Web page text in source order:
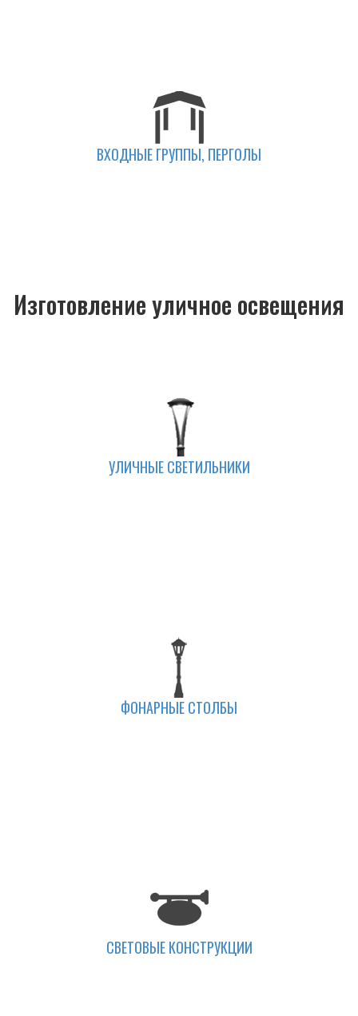
ВХОДНЫЕ ГРУППЫ, ПЕРГОЛЫ
Изготовление уличное освещения
УЛИЧНЫЕ СВЕТИЛЬНИКИ
ФОНАРНЫЕ СТОЛБЫ
СВЕТОВЫЕ КОНСТРУКЦИИ